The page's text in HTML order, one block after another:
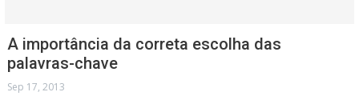
A importância da correta escolha das
palavras-chave
Sep 17, 2013